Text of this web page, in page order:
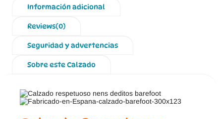
Información adicional
Reviews(0)
Seguridad y advertencias
Sobre este Calzado